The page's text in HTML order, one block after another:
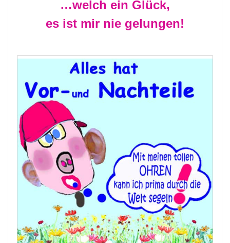
…welch ein Glück,
es ist mir nie gelungen!